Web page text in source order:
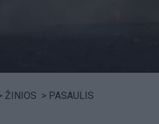
ŽINIOS > PASAULIS